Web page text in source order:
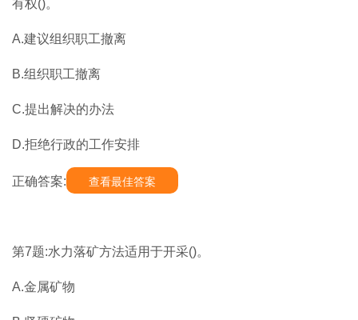
有权()。
A.建议组织职工撤离
B.组织职工撤离
C.提出解决的办法
D.拒绝行政的工作安排
正确答案: 查看最佳答案
第7题:水力落矿方法适用于开采()。
A.金属矿物